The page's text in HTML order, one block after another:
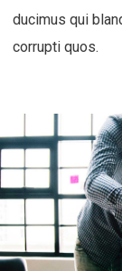
ducimus qui
corrupti quos.